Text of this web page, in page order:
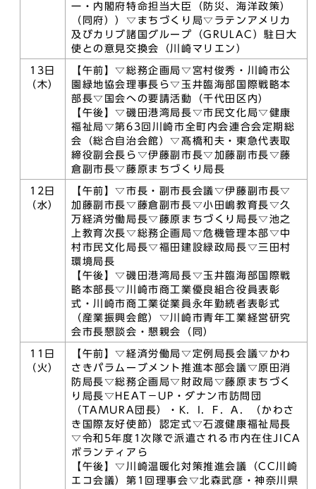
一・内閣府特命担当大臣（防災、海洋政策）
（同府））▽まちづくり局▽ラテンアメリカ
及びカリブ諸国グループ（GRULAC）駐日大
使との意見交換会（川崎マリエン）
13日
（木）
【午前】▽総務企画局▽宮村俊秀・川崎市公
園緑地協会理事長ら▽玉井臨海部国際戦略本
部長▽国会への要請活動（千代田区内）
【午後】▽磯田港湾局長▽市民文化局▽健康
福祉局▽第63回川崎市全町内会連合会定期総
会（総合自治会館）▽髙橋和夫・東急代表取
締役副会長ら▽伊藤副市長▽加藤副市長▽藤
倉副市長▽藤原まちづくり局長
12日
（水）
【午前】▽市長・副市長会議▽伊藤副市長▽
加藤副市長▽藤倉副市長▽小田嶋教育長▽久
万経済労働局長▽藤原まちづくり局長▽池之
上教育次長▽総務企画局▽危機管理本部▽中
村市民文化局長▽福田建設緑政局長▽三田村
環境局長
【午後】▽磯田港湾局長▽玉井臨海部国際戦
略本部長▽川崎市商工業優良組合役員表彰
式・川崎市商工業従業員永年勤続者表彰式
（産業振興会館）▽川崎市青年工業経営研究
会市長懇談会・懇親会（同）
11日
（火）
【午前】▽経済労働局▽定例局長会議▽かわ
さきパラムーブメント推進本部会議▽原田消
防局長▽総務企画局▽財政局▽藤原まちづく
り局長▽HEAT－UP・ダナン市訪問団
（TAMURA団長）・K．I．F．A．（かわさ
き国際友好使節）認定式▽石渡健康福祉局長
▽令和5年度1次隊で派遣される市内在住JICA
ボランティアら
【午後】▽川崎温暖化対策推進会議（CC川崎
エコ会議）第1回理事会▽北森武彦・神奈川県